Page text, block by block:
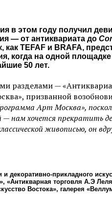
в этом году получил
— от антиквариата до
как TEFAF и BRAFA,
когда на одной
50 лет.
разделами —
призванной
Арт Москва»,
— нам хочется прекратить
живописью, он
декоративно-прикладного
«Антикварная торговля А.Э
Востока», галерея